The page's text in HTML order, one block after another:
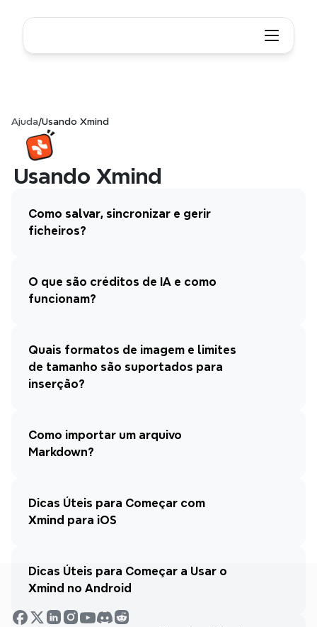
Ajuda/Usando Xmind
Usando Xmind
Como salvar, sincronizar e gerir
ficheiros?
O que são créditos de IA e como
funcionam?
Quais formatos de imagem e limites
de tamanho são suportados para
inserção?
Como importar um arquivo
Markdown?
Dicas Úteis para Começar com
Xmind para iOS
Dicas Úteis para Começar a Usar o
Xmind no Android